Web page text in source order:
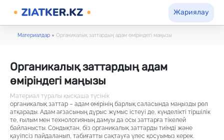
Жариялау
Материалдар ● Органикалық заттардың адам өміріндегі маңызы
Органикалық заттардың адам
өміріндегі маңызы
Материал туралы қысқаша түсінік
органикалық заттар – адам өмірінің барлық саласында маңызды рөл
атқарады. Адам ағзасының дұрыс жұмыс істеуі де, күнделікті тіршілік
те, ғылым мен технологияның дамуы да осы заттарға тікелей
байланысты. Сондықтан, біз органикалық заттарды тиімді және
қауіпсіз пайдаланып, табиғатты сақтауға үлес қосуымыз керек.